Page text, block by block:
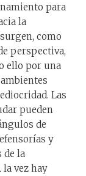
para
la
como
perspectiva,
ello por una
Las
pueden
de
y
de la
la vez hay